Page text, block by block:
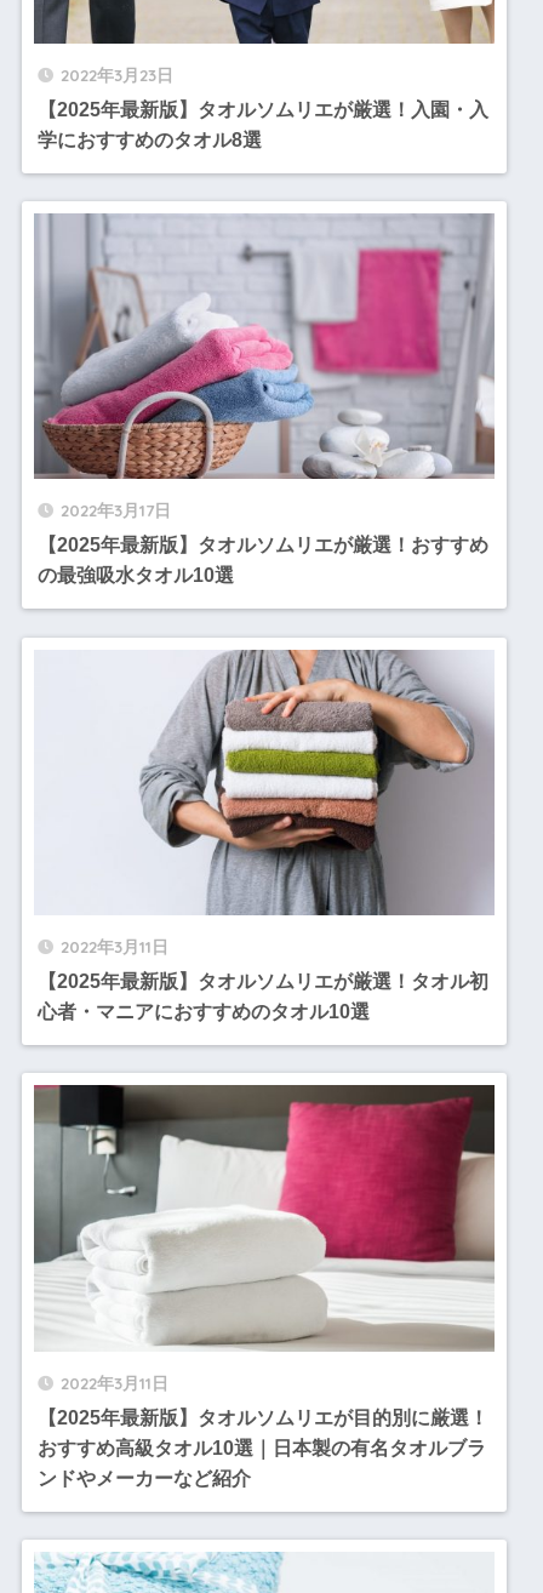
2022年3月23日
【2025年最新版】タオルソムリエが厳選！入園・入
学におすすめのタオル8選
2022年3月17日
【2025年最新版】タオルソムリエが厳選！おすすめ
の最強吸水タオル10選
2022年3月11日
【2025年最新版】タオルソムリエが厳選！タオル初
心者・マニアにおすすめのタオル10選
2022年3月11日
【2025年最新版】タオルソムリエが目的別に厳選！
おすすめ高級タオル10選｜日本製の有名タオルブラ
ンドやメーカーなど紹介